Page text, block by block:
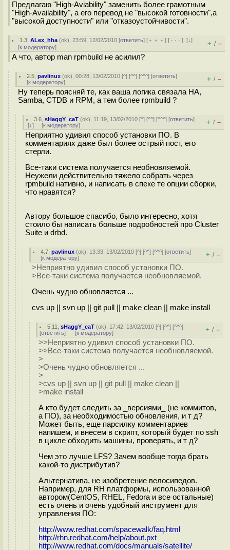
Предлагаю "High-Aviability" заменить более грамотным
"High-Availability", а его перевод не "высокой готовности",а
"высокой доступности" или "отказоустойчивости".
1.3 ,ALex_hha (ok), 23:59, 12/02/2010 [ответить] [ ﹢﹢﹢] [ · · ·][↓]
[к модератору] + / –
А что, автор man rpmbuild не асилил?
2.5 ,pavlinux (ok), 00:28, 13/02/2010 [^] [^^] [^^^] [ответить]
[к модератору] + / –
Ну теперь поясняй те, как ваша логика связала HA,
Samba, CTDB и RPM, а тем более rpmbuild ?
3.6 ,sHaggY_caT (ok), 11:19, 13/02/2010 [^] [^^] [^^^] [ответить]
[↓] [к модератору] + / –
Неприятно удивил способ установки ПО. В
комментариях даже был более острый пост, его
стерли.
Все-таки система получается необновляемой.
Неужели действительно тяжело собрать через
rpmbuild нативно, и написать в спеке те опции сборки,
что нравятся?
Автору большое спасибо, было интересно, хотя
стоило бы написать больше подробностей про Cluster
Suite и drbd.
4.7 ,pavlinux (ok), 13:33, 13/02/2010 [^] [^^] [^^^] [ответить]
[к модератору] + / –
>Неприятно удивил способ установки ПО.
>Все-таки система получается необновляемой.
Очень чудно обновляется ...
cvs up || svn up || git pull || make clean || make install
5.11 ,sHaggY_caT (ok), 17:42, 13/02/2010 [^] [^^] [^^^]
[ответить] [к модератору] + / –
>>Неприятно удивил способ установки ПО.
>>Все-таки система получается необновляемой.
>
>Очень чудно обновляется ...
>
>cvs up || svn up || git pull || make clean ||
>make install
А кто будет следить за _версиями_ (не коммитов,
а ПО), за необходимостью обновления, и т д?
Может быть, еще парсилку комментариев
напишем, и внесем в скрипт, который будет по ssh
в цикле обходить машины, проверять, и т д?
Чем это лучше LFS? Зачем вообще тогда брать
какой-то дистрибутив?
Альтернатива, не изобретение велосипедов.
Например, для RH платформы, использованной
автором(CentOS, RHEL, Fedora и все остальные)
есть очень и очень удобный инструмент для
управления ПО:
http://www.redhat.com/spacewalk/faq.html
http://rhn.redhat.com/help/about.pxt
http://www.redhat.com/docs/manuals/satellite/